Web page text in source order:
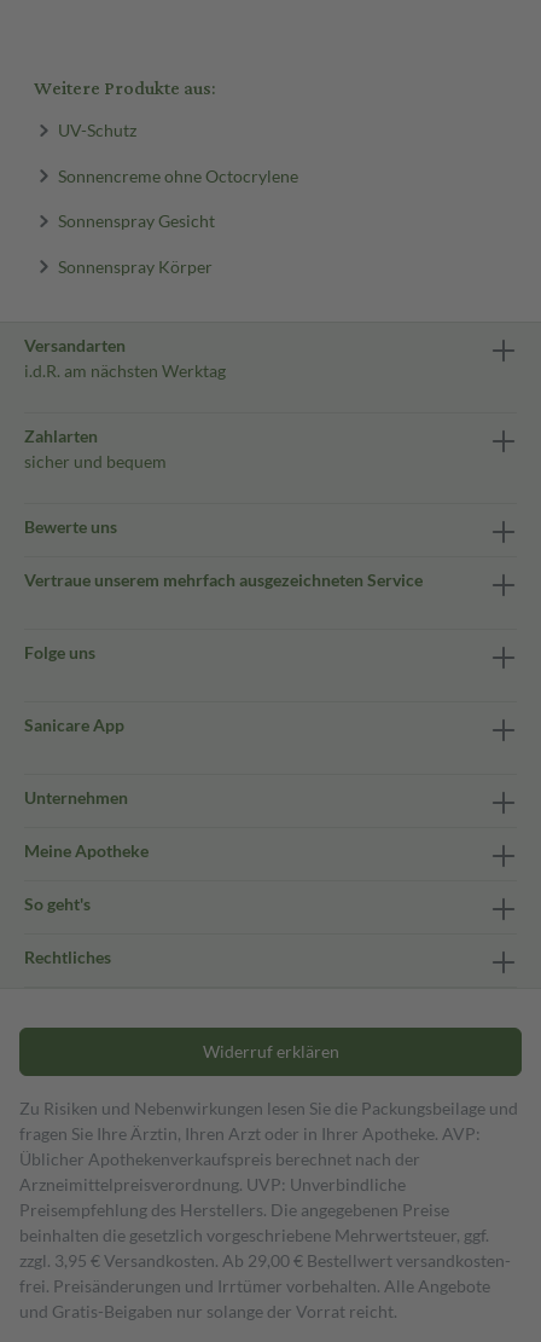
Weitere Produkte aus:
UV-Schutz
Sonnencreme ohne Octocrylene
Sonnenspray Gesicht
Sonnenspray Körper
Versandarten
i.d.R. am nächsten Werktag
Zahlarten
sicher und bequem
Bewerte uns
Vertraue unserem mehrfach ausgezeichneten Service
Folge uns
Sanicare App
Unternehmen
Meine Apotheke
So geht's
Rechtliches
Widerruf erklären
Zu Risiken und Nebenwirkungen lesen Sie die Packungsbeilage und
fragen Sie Ihre Ärztin, Ihren Arzt oder in Ihrer Apotheke. AVP:
Üblicher Apothekenverkaufspreis berechnet nach der
Arzneimittelpreisverordnung. UVP: Unverbindliche
Preisempfehlung des Herstellers. Die angegebenen Preise
beinhalten die gesetzlich vorgeschriebene Mehrwertsteuer, ggf.
zzgl. 3,95 € Versandkosten. Ab 29,00 € Bestell­wert versand­kosten­
frei. Preisänderungen und Irrtümer vorbehalten. Alle Angebote
und Gratis-Beigaben nur solange der Vorrat reicht.